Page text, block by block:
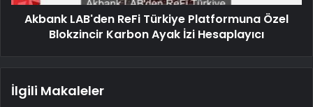
Akbank LAB'den ReFi Türkiye Platformuna Özel
Blokzincir Karbon Ayak İzi Hesaplayıcı
İlgili Makaleler